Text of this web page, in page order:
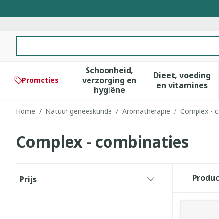
Promoties
Schoonheid,
verzorging en
hygiëne
Toon submenu voor
Dieet, voeding
en vitamines
Toon
Home / Natuur geneeskunde / Aromatherapie / Complex -
Complex - combinaties
Prijs